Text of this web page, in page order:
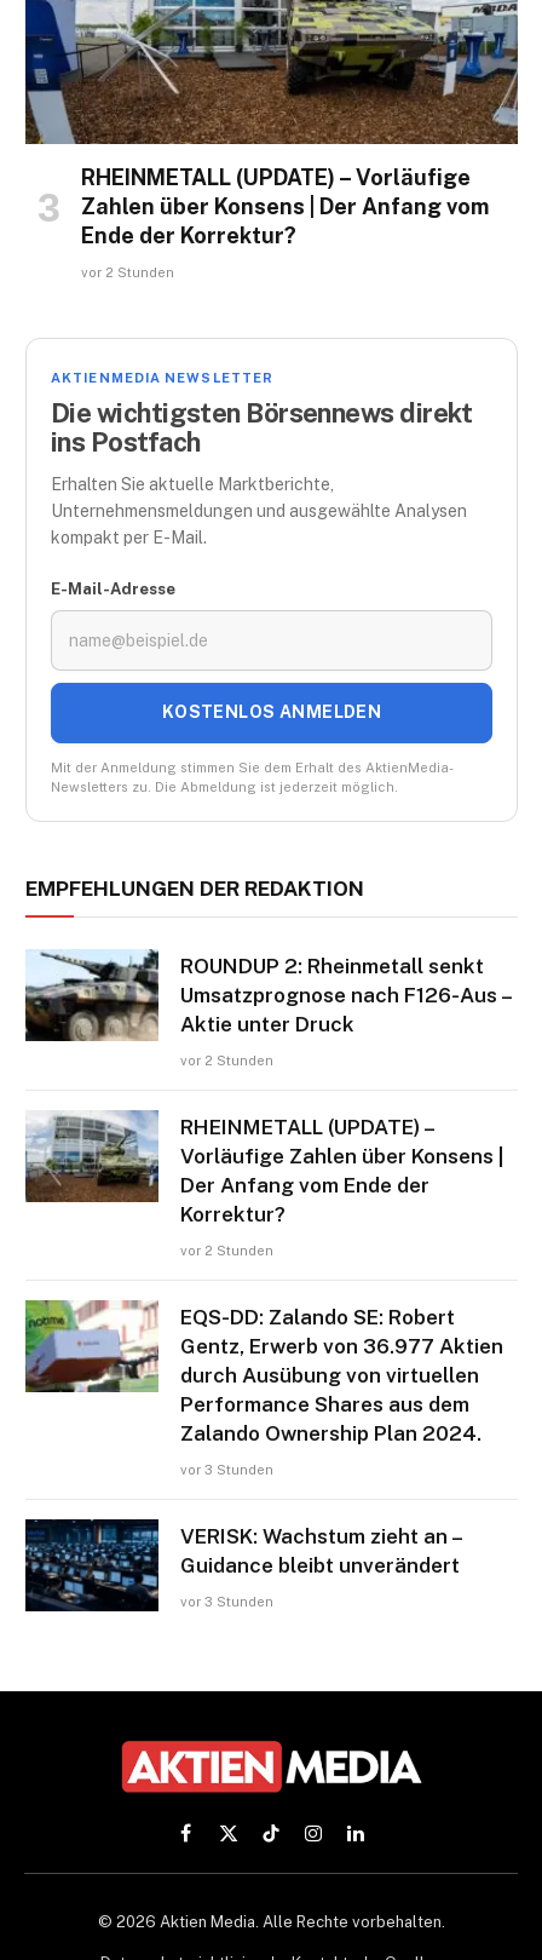
RHEINMETALL (UPDATE) – Vorläufige
Zahlen über Konsens | Der Anfang vom
Ende der Korrektur?
vor 2 Stunden
AKTIENMEDIA NEWSLETTER
Die wichtigsten Börsennews direkt
ins Postfach
Erhalten Sie aktuelle Marktberichte,
Unternehmensmeldungen und ausgewählte Analysen
kompakt per E-Mail.
E-Mail-Adresse
KOSTENLOS ANMELDEN
Mit der Anmeldung stimmen Sie dem Erhalt des AktienMedia-
Newsletters zu. Die Abmeldung ist jederzeit möglich.
EMPFEHLUNGEN DER REDAKTION
ROUNDUP 2: Rheinmetall senkt
Umsatzprognose nach F126-Aus –
Aktie unter Druck
vor 2 Stunden
RHEINMETALL (UPDATE) –
Vorläufige Zahlen über Konsens |
Der Anfang vom Ende der
Korrektur?
vor 2 Stunden
EQS-DD: Zalando SE: Robert
Gentz, Erwerb von 36.977 Aktien
durch Ausübung von virtuellen
Performance Shares aus dem
Zalando Ownership Plan 2024.
vor 3 Stunden
VERISK: Wachstum zieht an –
Guidance bleibt unverändert
vor 3 Stunden
Facebook
X
(Twitter)
TikTokInstagramLinkedIn
© 2026 Aktien Media. Alle Rechte vorbehalten.